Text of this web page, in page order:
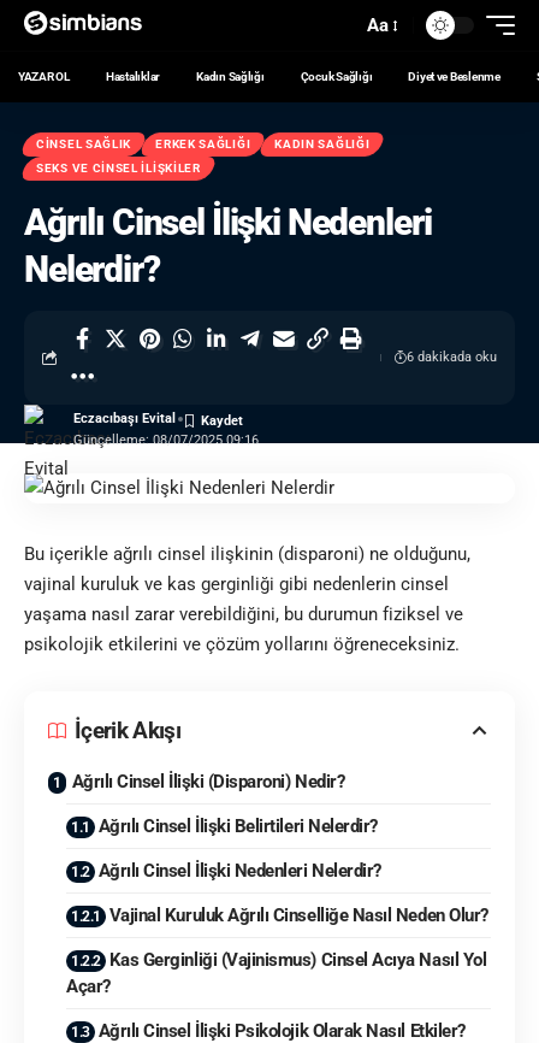
Aa
YAZAR OL Hastalıklar Kadın Sağlığı Çocuk Sağlığı Diyet ve Beslenme
CINSEL SAĞLIK ERKEK SAĞLIĞI
KADIN SAĞLIĞI
SEKS VE CINSEL İLIŞKILER
Ağrılı Cinsel İlişki Nedenleri
Nelerdir?
Güncelleme: 08/07/2025 09:16
Eczacıbaşı Evital
6 dakikada oku
Bu içerikle ağrılı cinsel ilişkinin (disparoni) ne olduğunu,
vajinal kuruluk ve kas gerginliği gibi nedenlerin cinsel
yaşama nasıl zarar verebildiğini, bu durumun fiziksel ve
psikolojik etkilerini ve çözüm yollarını öğreneceksiniz.
İçerik Akışı
Ağrılı Cinsel İlişki (Disparoni) Nedir?
Ağrılı Cinsel İlişki Belirtileri Nelerdir?
Ağrılı Cinsel İlişki Nedenleri Nelerdir?
Vajinal Kuruluk Ağrılı Cinselliğe Nasıl Neden Olur?
Kas Gerginliği (Vajinismus) Cinsel Acıya Nasıl Yol
Açar?
Ağrılı Cinsel İlişki Psikolojik Olarak Nasıl Etkiler?